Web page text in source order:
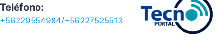
Teléfono:
+56229554984/+56227525513